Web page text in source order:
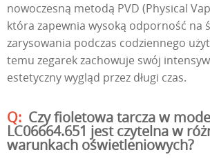
nowoczesną metodą PVD (Physical
która zapewnia wysoką odporność na
zarysowania podczas codziennego
temu zegarek zachowuje swój
estetyczny wygląd przez długi czas.
Czy fioletowa tarcza w
LC06664.651 jest czytelna w
warunkach oświetleniowych?